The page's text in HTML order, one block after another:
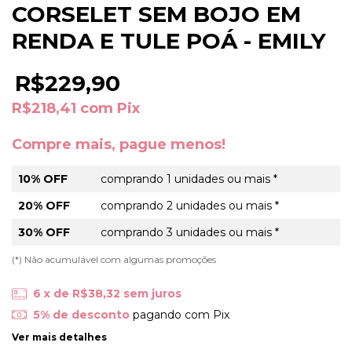
CORSELET SEM BOJO EM
RENDA E TULE POÁ - EMILY
R$229,90
R$218,41 com Pix
Compre mais, pague menos!
10% OFF
comprando 1 unidades ou mais *
20% OFF
comprando 2 unidades ou mais *
30% OFF
comprando 3 unidades ou mais *
(*) Não acumulável com algumas promoções
6 x de R$38,32 sem juros
5% de desconto pagando com Pix
Ver mais detalhes